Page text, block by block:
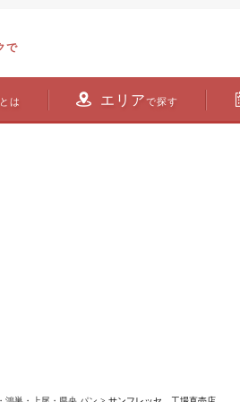
で
とは エリアで探す